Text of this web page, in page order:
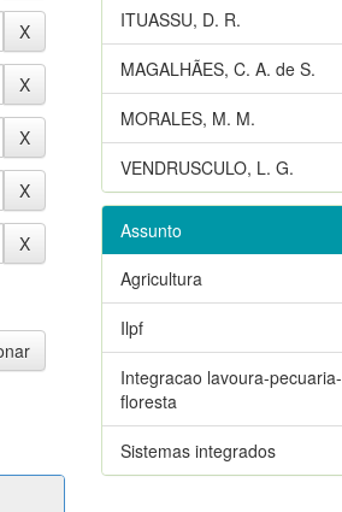
ITUASSU, D. R.
MAGALHÃES, C. A. de S.
MORALES, M. M.
VENDRUSCULO, L. G.
Assunto
Agricultura
Ilpf
Integracao lavoura-pecuaria-
floresta
Sistemas integrados